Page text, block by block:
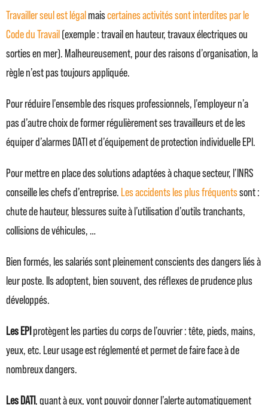
Travailler seul est légal maiscertaines activités sont interdites par le
Code du Travail (exemple : travail en hauteur, travaux électriques ou
sorties en mer). Malheureusement, pour des raisons d’organisation, la
règle n’est pas toujours appliquée.
Pour réduire l’ensemble des risques professionnels, l’employeur n’a
pas d’autre choix de former régulièrement ses travailleurs et de les
équiper d’alarmes DATI et d’équipement de protection individuelle EPI.
Pour mettre en place des solutions adaptées à chaque secteur, l’INRS
conseille les chefs d’entreprise. Les accidents les plus fréquentssont :
chute de hauteur, blessures suite à l’utilisation d’outils tranchants,
collisions de véhicules, …
Bien formés, les salariés sont pleinement conscients des dangers liés à
leur poste. Ils adoptent, bien souvent, des réflexes de prudence plus
développés.
Les EPI protègent les parties du corps de l’ouvrier : tête, pieds, mains,
yeux, etc. Leur usage est réglementé et permet de faire face à de
nombreux dangers.
Les DATI, quant à eux, vont pouvoir donner l’alerte automatiquement